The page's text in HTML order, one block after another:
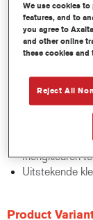
Product-
Bijzonder
kwaliteiten -
Snelle
Eenvoudige
Bespaart
Gebaseerd
mengkleuren
Uitstekende
Product
We use cookies
features, and to
you agree to
and other online
these cookies and
Reject All